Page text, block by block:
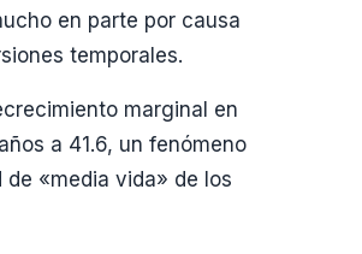
en parte por causa
temporales.
marginal en
a 41.6, un fenómeno
«media vida» de los